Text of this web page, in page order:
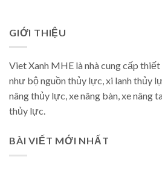
GIỚI THIỆU
Viet Xanh MHE là nhà cung cấp
như bộ nguồn thủy lực, xi lanh thủy
nâng thủy lực, xe nâng bàn, xe nâng
thủy lực.
BÀI VIẾT MỚI NHẤT